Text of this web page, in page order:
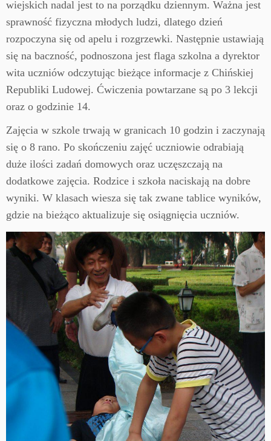
wiejskich nadal jest to na porządku dziennym. Ważna jest
sprawność fizyczna młodych ludzi, dlatego dzień
rozpoczyna się od apelu i rozgrzewki. Następnie ustawiają
się na baczność, podnoszona jest flaga szkolna a dyrektor
wita uczniów odczytując bieżące informacje z Chińskiej
Republiki Ludowej. Ćwiczenia powtarzane są po 3 lekcji
oraz o godzinie 14.
Zajęcia w szkole trwają w granicach 10 godzin i zaczynają
się o 8 rano. Po skończeniu zajęć uczniowie odrabiają
duże ilości zadań domowych oraz uczęszczają na
dodatkowe zajęcia. Rodzice i szkoła naciskają na dobre
wyniki. W klasach wiesza się tak zwane tablice wyników,
gdzie na bieżąco aktualizuje się osiągnięcia uczniów.